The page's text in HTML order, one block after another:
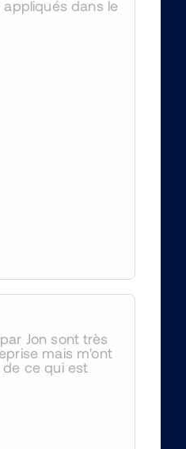
dans le
Jon sont très
mais m'ont
ce qui est